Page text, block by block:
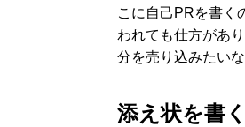
こに自己PRを書く
われても仕方があ
分を売り込みたい
添え状を書